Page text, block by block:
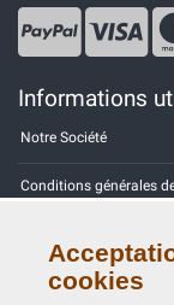
Informations
Notre Société
Conditions générales
Site Map
cookies